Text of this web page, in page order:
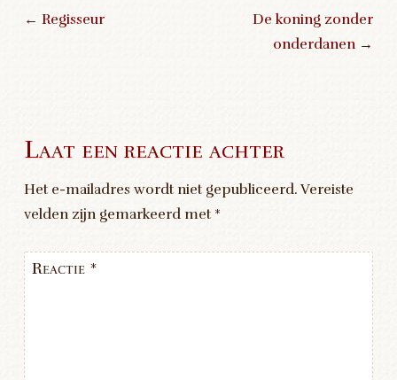
← Regisseur
De koning zonder
onderdanen →
Laat een reactie achter
Het e-mailadres wordt niet gepubliceerd.Vereiste
velden zijn gemarkeerd met *
Reactie *